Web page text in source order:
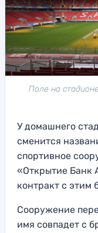
Поле на
У домашнего
сменится
спортивное
«Открытие Банк
контракт с этим
Сооружение
имя совпадет с